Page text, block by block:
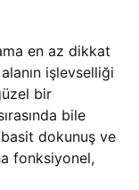
en az dikkat
işlevselliği
bir
bile
dokunuş ve
fonksiyonel,